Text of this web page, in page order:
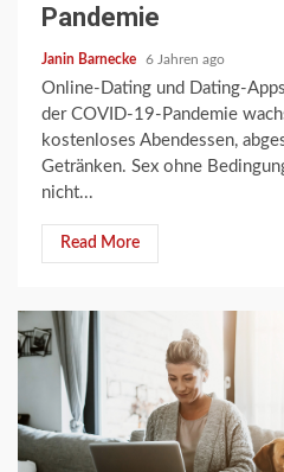
Pandemie
Janin Barnecke 6 Jahren ago
Online-Dating und Dating-
der COVID-19-Pandemie
kostenloses Abendessen,
Getränken. Sex ohne
nicht...
Read More